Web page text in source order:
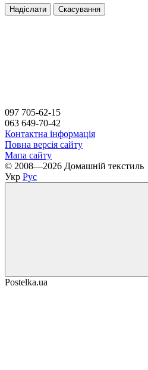
Надіслати Скасування
097 705-62-15
063 649-70-42
Контактна інформація
Повна версія сайту
Мапа сайту
© 2008—2026 Домашній текстиль
Укр Рус
Postelka.ua